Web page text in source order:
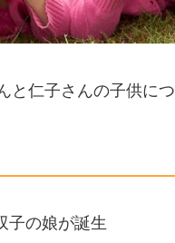
と仁子さんの子供に
子の娘が誕生